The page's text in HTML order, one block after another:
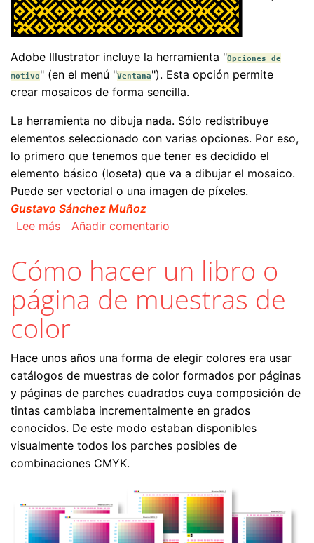
Adobe Illustrator incluye la herramienta "Opciones de
motivo" (en el menú "Ventana"). Esta opción permite
crear mosaicos de forma sencilla.
La herramienta no dibuja nada. Sólo redistribuye
elementos seleccionado con varias opciones. Por eso,
lo primero que tenemos que tener es decidido el
elemento básico (loseta) que va a dibujar el mosaico.
Puede ser vectorial o una imagen de píxeles.
Gustavo Sánchez Muñoz
Lee mássobre Más mosaicos y patrones en Illustrator
Añadir comentario
Cómo hacer un libro o
página de muestras de
color
Hace unos años una forma de elegir colores era usar
catálogos de muestras de color formados por páginas
y páginas de parches cuadrados cuya composición de
tintas cambiaba incrementalmente en grados
conocidos. De este modo estaban disponibles
visualmente todos los parches posibles de
combinaciones CMYK.